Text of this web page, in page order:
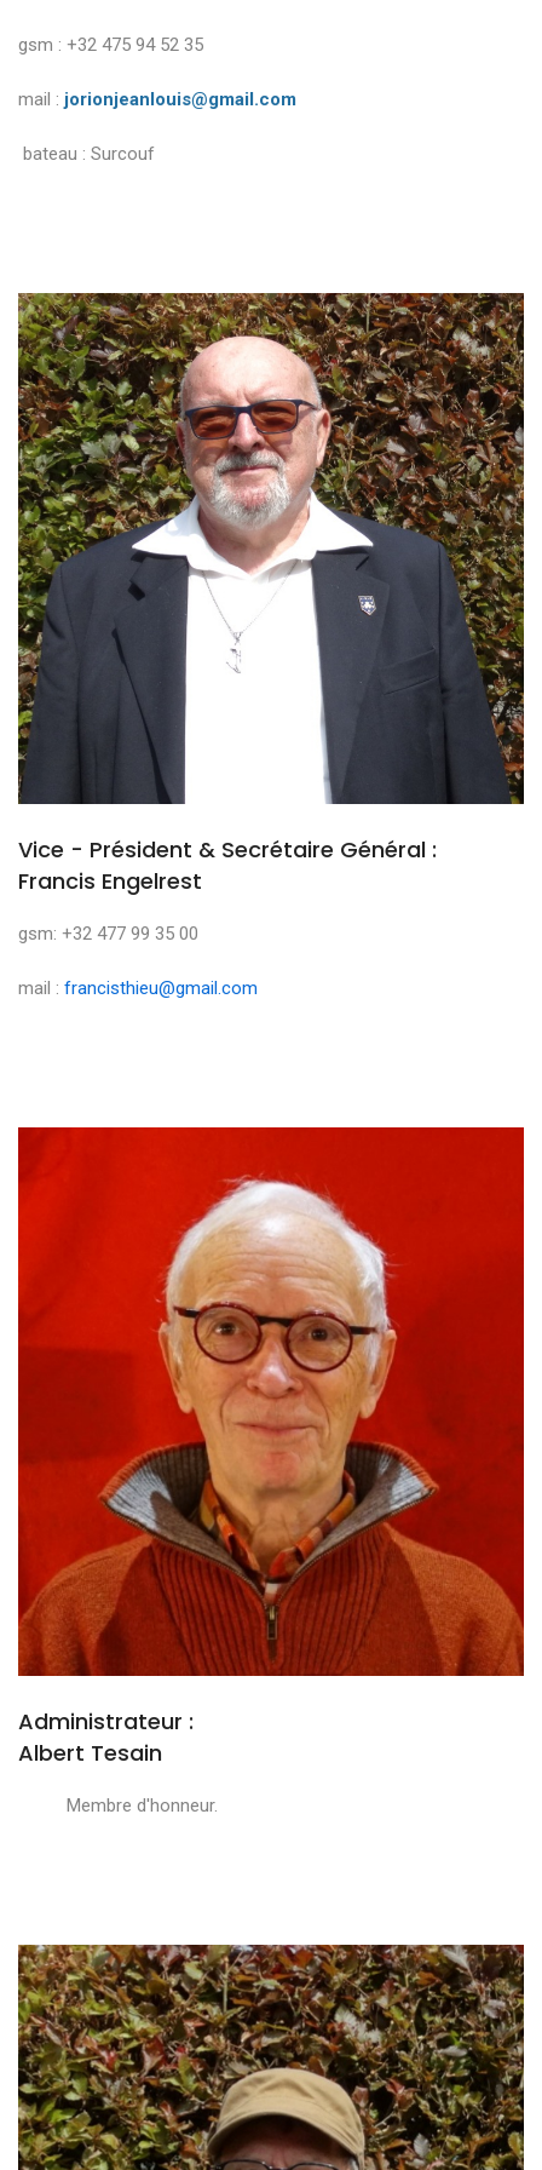
gsm : +32 475 94 52 35
mail : jorionjeanlouis@gmail.com
bateau : Surcouf
Vice - Président & Secrétaire Général :
Francis Engelrest
gsm: +32 477 99 35 00
mail : francisthieu@gmail.com
Administrateur :
Albert Tesain
Membre d'honneur.